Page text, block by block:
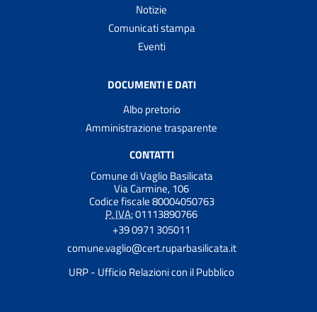
Notizie
Comunicati stampa
Eventi
DOCUMENTI E DATI
Albo pretorio
Amministrazione trasparente
CONTATTI
Comune di Vaglio Basilicata
Via Carmine, 106
Codice fiscale 80004050763
P. IVA:01113890766
+39 0971 305011
comune.vaglio@cert.ruparbasilicata.it
URP - Ufficio Relazioni con il Pubblico